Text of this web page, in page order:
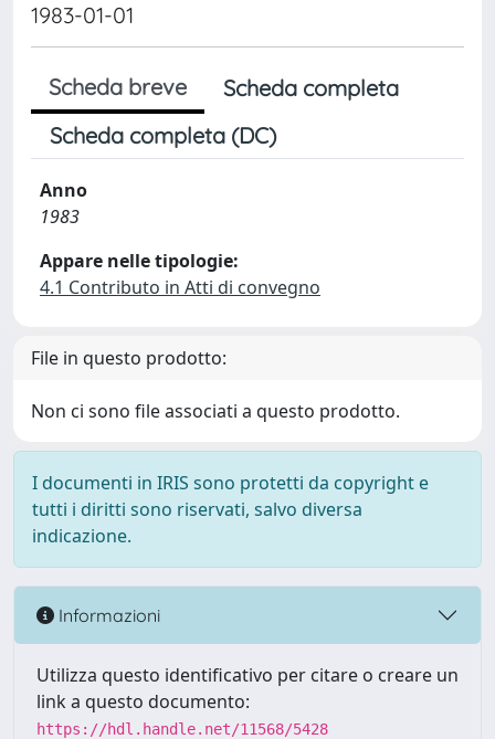
1983-01-01
Scheda breve
Scheda completa
Scheda completa (DC)
Anno
1983
Appare nelle tipologie:
4.1 Contributo in Atti di convegno
File in questo prodotto:
Non ci sono file associati a questo prodotto.
I documenti in IRIS sono protetti da copyright e
tutti i diritti sono riservati, salvo diversa
indicazione.
Informazioni
Utilizza questo identificativo per citare o creare un
link a questo documento:
https://hdl.handle.net/11568/5428